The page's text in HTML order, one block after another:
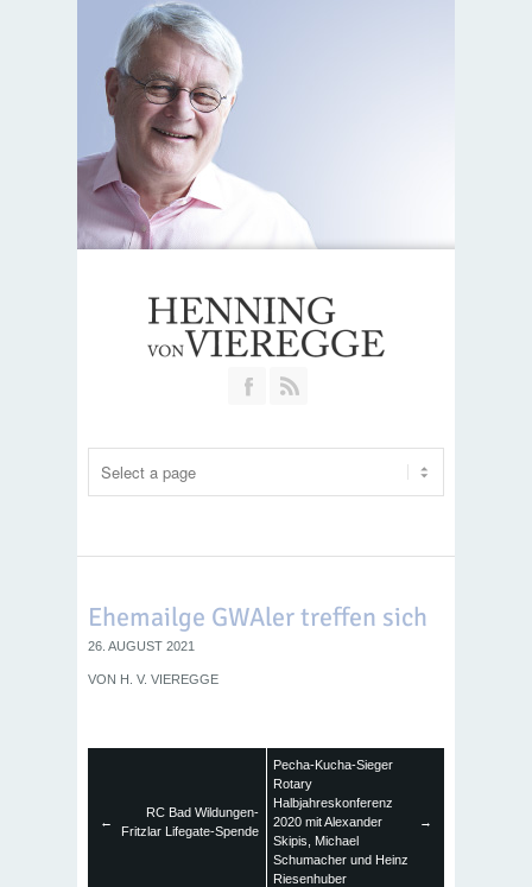
Join our Facebook Group
Ehemailge GWAler treffen sich
26. AUGUST 2021
VON H. V. VIEREGGE
←
RC Bad Wildungen-
Fritzlar Lifegate-Spende
Pecha-Kucha-Sieger
Rotary
Halbjahreskonferenz
2020 mit Alexander
Skipis, Michael
Schumacher und Heinz
Riesenhuber
→